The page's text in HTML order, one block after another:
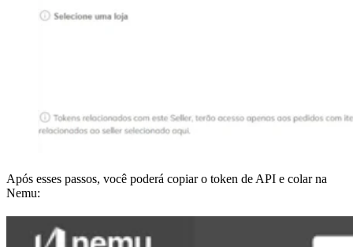
Após esses passos, você poderá copiar o token de API e colar na
Nemu: